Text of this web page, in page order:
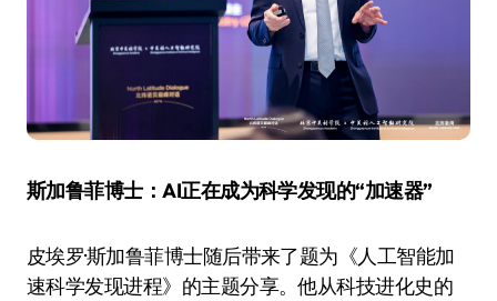
斯加鲁菲博士：AI正在成为科学发现的“加速器”
皮埃罗·斯加鲁菲博士随后带来了题为《人工智能加
速科学发现进程》的主题分享。他从科技进化史的